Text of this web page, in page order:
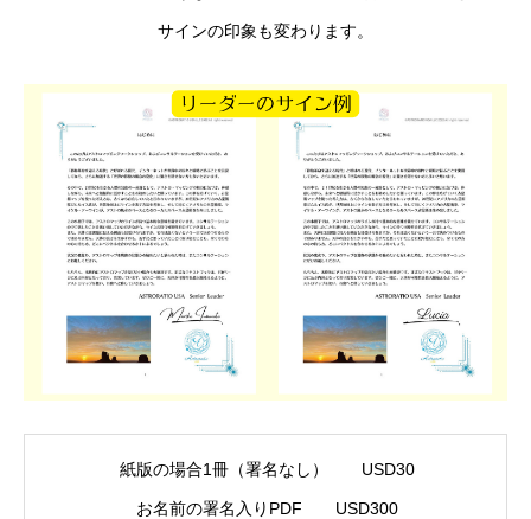
サインの印象も変わります。
紙版の場合1冊（署名なし） USD30
お名前の署名入りPDF USD300